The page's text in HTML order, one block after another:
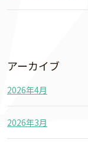
アーカイブ
2026年4月
2026年3月